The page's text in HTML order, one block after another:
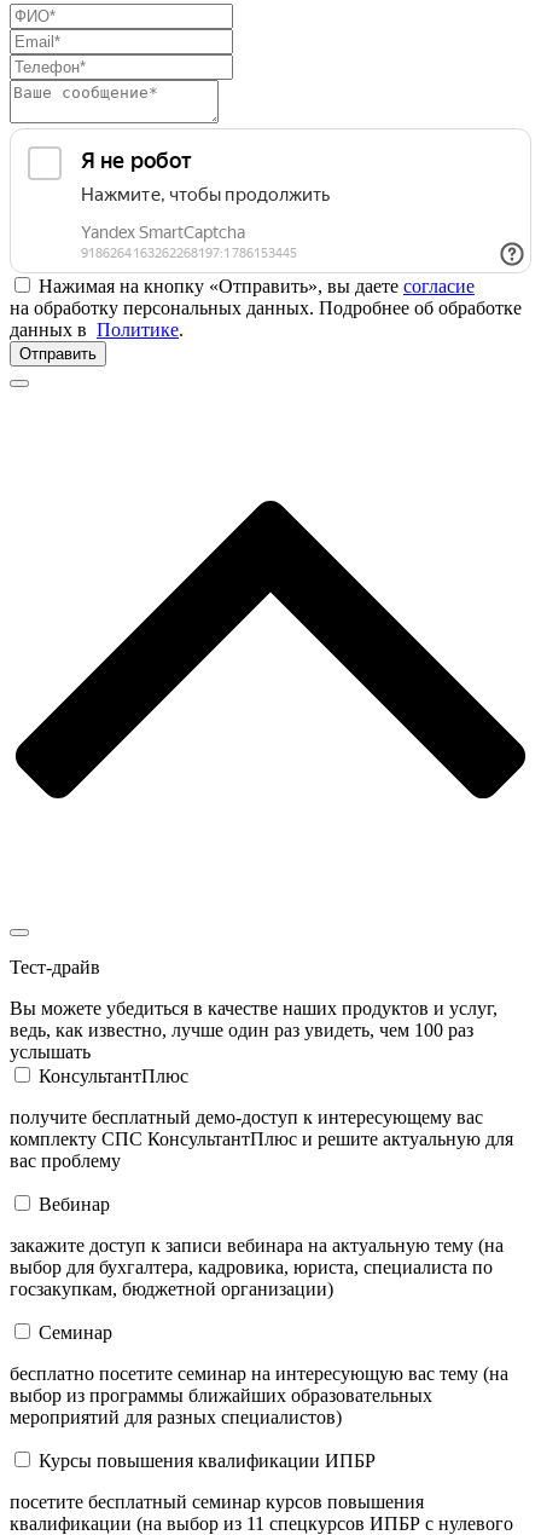
Нажимая на кнопку «Отправить», вы даете согласие
на обработку персональных данных. Подробнее об обработке
данных в Политике.
Отправить
Тест-драйв
Вы можете убедиться в качестве наших продуктов и услуг,
ведь, как известно, лучше один раз увидеть, чем 100 раз
услышать
КонсультантПлюс
получите бесплатный демо-доступ к интересующему вас
комплекту СПС КонсультантПлюс и решите актуальную для
вас проблему
Вебинар
закажите доступ к записи вебинара на актуальную тему (на
выбор для бухгалтера, кадровика, юриста, специалиста по
госзакупкам, бюджетной организации)
Семинар
бесплатно посетите семинар на интересующую вас тему (на
выбор из программы ближайших образовательных
мероприятий для разных специалистов)
Курсы повышения квалификации ИПБР
посетите бесплатный семинар курсов повышения
квалификации (на выбор из 11 спецкурсов ИПБР с нулевого